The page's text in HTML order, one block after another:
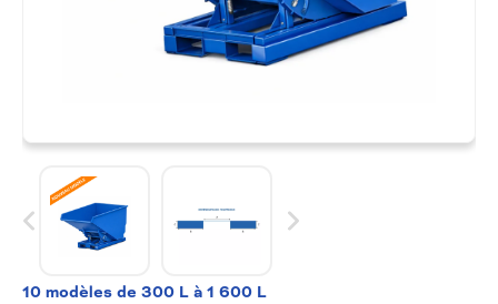
10 modèles de 300 L à 1 600 L